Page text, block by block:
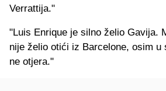
Verrattija."
"Luis Enrique je silno želio Gavija.
nije želio otići iz Barcelone, osim u
ne otjera."